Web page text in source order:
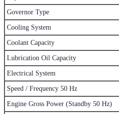
Governor Type
Cooling System
Coolant Capacity
Lubrication Oil Capacity
Electrical System
Speed / Frequency 50 Hz
Engine Gross Power (Standby 50 Hz)